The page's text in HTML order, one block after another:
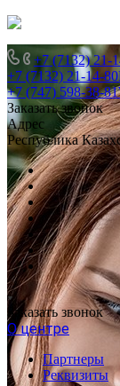
+7 (7132) 21-
+7 (7132) 21-14-80
+7 (747) 598-38-81
Заказать звонок
Адрес
Республика
Заказать звонок
О центре
Партнеры
Реквизиты